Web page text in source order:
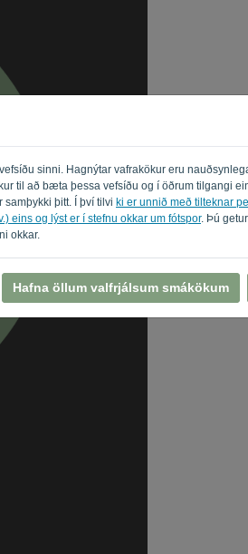
sinni. Hagnýtar vafrakökur eru
til að bæta þessa vefsíðu og í öðrum tilgangi
þitt. Í því tilvi ki er unnið með tilteknar
eins og lýst er í stefnu okkar um fótspor. Þú
okkar.
Hafna öllum valfrjálsum smákökum